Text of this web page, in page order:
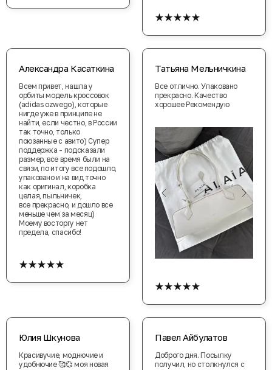
★★★★★
Александра Касаткина
Всем привет, нашла у
орбиты модель кроссовок
(adidas ozwego), которые
нигде уже в принципе не
найти, если честно, в России
так точно, только
поюзанные с авито) Супер
поддержка - подсказали
размер, все время были на
связи, по итогу все подошло,
упаковано и на вид точно
как оригинал, коробка
целая, пыльничек,
все прекрасно, и дошло все
меньше чем за месяц)
Моему восторгу нет
предела, спасибо!
★★★★★
Татьяна Мельничкина
Все отлично. Упаковано
прекрасно. Качество
хорошее Рекомендую
★★★★★
Юлия Шкунова
Красивучие, моднючие и
удобнючие 🥰💞 моя новая
Павел Айбулатов
Доброго дня. Посылку
получил, но столкнулся с